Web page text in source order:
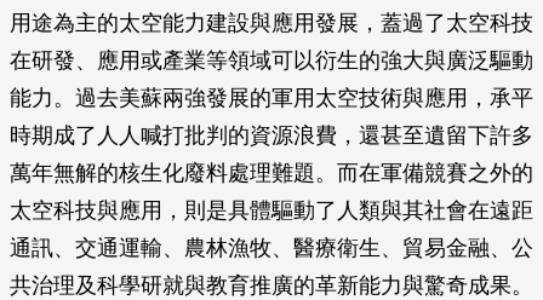
用途為主的太空能力建設與應用發展，蓋過了太空科技
在研發、應用或產業等領域可以衍生的強大與廣泛驅動
能力。過去美蘇兩強發展的軍用太空技術與應用，承平
時期成了人人喊打批判的資源浪費，還甚至遺留下許多
萬年無解的核生化廢料處理難題。而在軍備競賽之外的
太空科技與應用，則是具體驅動了人類與其社會在遠距
通訊、交通運輸、農林漁牧、醫療衛生、貿易金融、公
共治理及科學研就與教育推廣的革新能力與驚奇成果。